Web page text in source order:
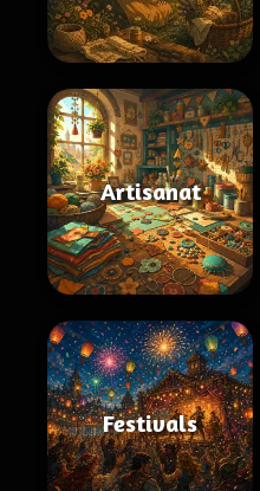
Artisanat
Festivals